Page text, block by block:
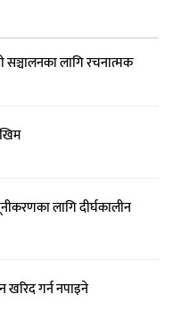
सञ्चालनका लागि रचनात्मक
लागि दीर्घकालीन
खरिद गर्न नपाइने